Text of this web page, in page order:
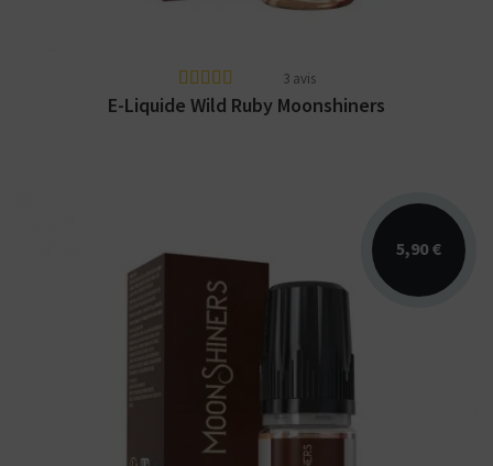
3 avis
E-Liquide Wild Ruby Moonshiners
5,90 €